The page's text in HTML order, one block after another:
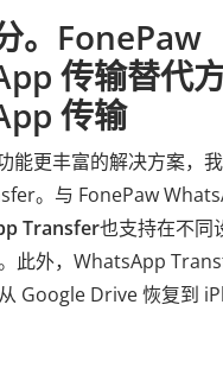
。FonePaw
传输替代
传输
能更丰富的解决方案，
。与 FonePaw
Transfer也支持在不同
此外，WhatsApp
Google Drive 恢复到